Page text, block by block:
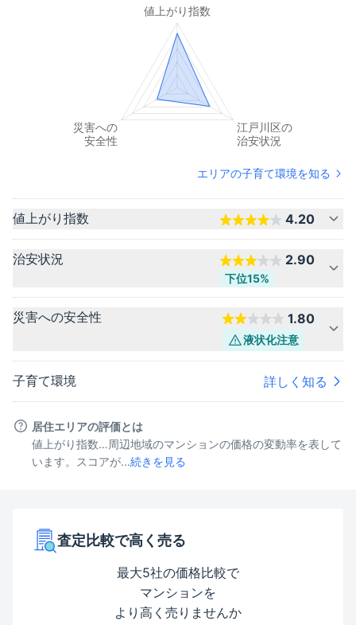
エリアの子育て環境を知る
値上がり指数 4.20
治安状況 2.90
下位15%
災害への安全性 1.80
液状化注意
子育て環境 詳しく知る
居住エリアの評価とは
値上がり指数…周辺地域のマンションの価格の変動率を表して
います。スコアが...続きを見る
査定比較で高く売る
最大5社の価格比較で
マンションを
より高く売りませんか